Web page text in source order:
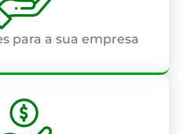
para a sua empresa